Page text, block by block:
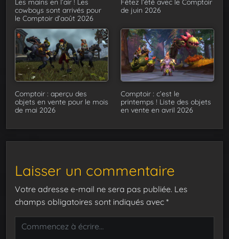
cowboys sont arrivés pour
le Comptoir d’août 2026
de juin 2026
Comptoir : aperçu des
objets en vente pour le mois
de mai 2026
Comptoir : c’est le
printemps ! Liste des objets
en vente en avril 2026
Laisser un commentaire
Votre adresse e-mail ne sera pas publiée. Les
champs obligatoires sont indiqués avec *